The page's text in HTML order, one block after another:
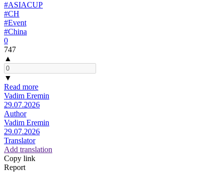
#ASIACUP
#CH
#Event
#China
0
747
▲
▼
Read more
Vadim Eremin
29.07.2026
Author
Vadim Eremin
29.07.2026
Translator
Add translation
Copy link
Report